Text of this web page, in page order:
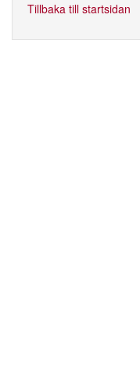
Tillbaka till startsidan